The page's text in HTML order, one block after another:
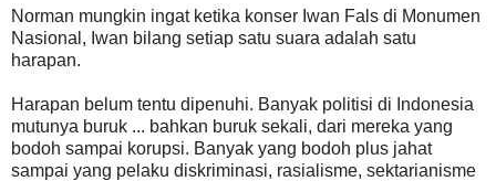
Norman mungkin ingat ketika konser Iwan Fals di Monumen
Nasional, Iwan bilang setiap satu suara adalah satu
harapan.
Harapan belum tentu dipenuhi. Banyak politisi di Indonesia
mutunya buruk ... bahkan buruk sekali, dari mereka yang
bodoh sampai korupsi. Banyak yang bodoh plus jahat
sampai yang pelaku diskriminasi, rasialisme, sektarianisme